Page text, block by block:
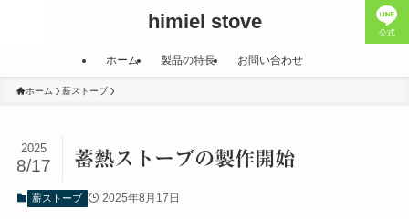
himiel stove 公式
ホーム 製品の特長 お問い合わせ
ホーム 薪ストーブ
蓄熱ストーブの製作開始
2025
8/17
薪ストーブ 2025年8月17日